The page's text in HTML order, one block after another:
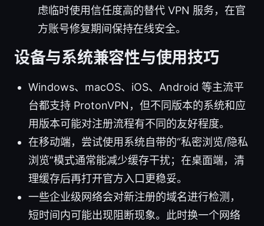
虑临时使用信任度高的替代 VPN 服务，在官
方账号修复期间保持在线安全。
设备与系统兼容性与使用技巧
Windows、macOS、iOS、Android 等主流平
台都支持 ProtonVPN，但不同版本的系统和应
用版本可能对注册流程有不同的友好程度。
在移动端，尝试使用系统自带的“私密浏览/隐私
浏览”模式通常能减少缓存干扰；在桌面端，清
理缓存后再打开官方入口更稳妥。
一些企业级网络会对新注册的域名进行检测，
短时间内可能出现阻断现象。此时换一个网络